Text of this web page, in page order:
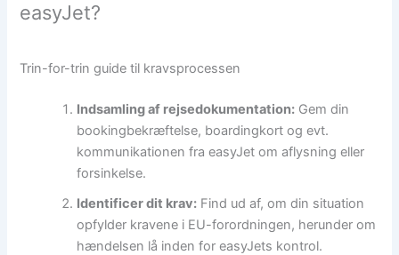
easyJet?
Trin-for-trin guide til kravsprocessen
Indsamling af rejsedokumentation: Gem din
bookingbekræftelse, boardingkort og evt.
kommunikationen fra easyJet om aflysning eller
forsinkelse.
Identificer dit krav: Find ud af, om din situation
opfylder kravene i EU-forordningen, herunder om
hændelsen lå inden for easyJets kontrol.